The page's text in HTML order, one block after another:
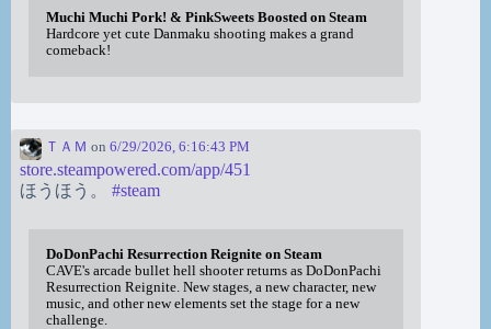
Muchi Muchi Pork! & PinkSweets Boosted on Steam
Hardcore yet cute Danmaku shooting makes a grand
comeback!
ＴＡＭ on 6/29/2026, 6:16:43 PM
store.steampowered.com/app/451
ほうほう。 #steam
DoDonPachi Resurrection Reignite on Steam
CAVE's arcade bullet hell shooter returns as DoDonPachi
Resurrection Reignite. New stages, a new character, new
music, and other new elements set the stage for a new
challenge.